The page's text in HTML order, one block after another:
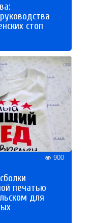
стоп
900
печатью
для